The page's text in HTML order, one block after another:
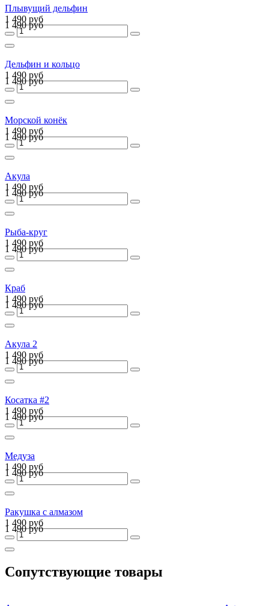
Плывущий дельфин
1 490 руб
1 490 руб
Дельфин и кольцо
1 490 руб
1 490 руб
Морской конёк
1 490 руб
1 490 руб
Акула
1 490 руб
1 490 руб
Рыба-круг
1 490 руб
1 490 руб
Краб
1 490 руб
1 490 руб
Акула 2
1 490 руб
1 490 руб
Косатка #2
1 490 руб
1 490 руб
Медуза
1 490 руб
1 490 руб
Ракушка с алмазом
1 490 руб
1 490 руб
Сопутствующие товары